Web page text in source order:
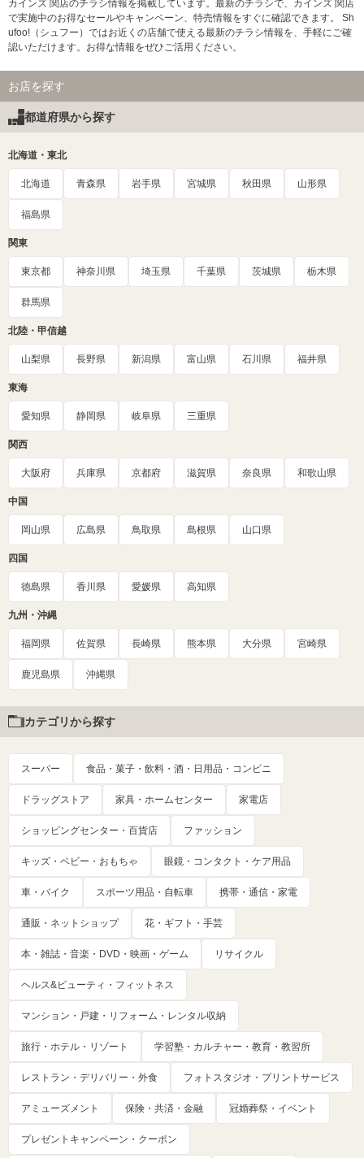
カインズ 関店のチラシ情報を掲載しています。最新のチラシで、カインズ 関店
で実施中のお得なセールやキャンペーン、特売情報をすぐに確認できます。 Sh
ufoo!（シュフー）ではお近くの店舗で使える最新のチラシ情報を、手軽にご確
認いただけます。お得な情報をぜひご活用ください。
お店を探す
都道府県から探す
北海道・東北
北海道 青森県 岩手県 宮城県 秋田県 山形県
福島県
関東
東京都 神奈川県 埼玉県 千葉県 茨城県 栃木県
群馬県
北陸・甲信越
山梨県 長野県 新潟県 富山県 石川県 福井県
東海
愛知県 静岡県 岐阜県 三重県
関西
大阪府 兵庫県 京都府 滋賀県 奈良県 和歌山県
中国
岡山県 広島県 鳥取県 島根県 山口県
四国
徳島県 香川県 愛媛県 高知県
九州・沖縄
福岡県 佐賀県 長崎県 熊本県 大分県 宮崎県
鹿児島県 沖縄県
カテゴリから探す
スーパー 食品・菓子・飲料・酒・日用品・コンビニ
ドラッグストア 家具・ホームセンター 家電店
ショッピングセンター・百貨店 ファッション
キッズ・ベビー・おもちゃ 眼鏡・コンタクト・ケア用品
車・バイク スポーツ用品・自転車 携帯・通信・家電
通販・ネットショップ 花・ギフト・手芸
本・雑誌・音楽・DVD・映画・ゲーム リサイクル
ヘルス&ビューティ・フィットネス
マンション・戸建・リフォーム・レンタル収納
旅行・ホテル・リゾート 学習塾・カルチャー・教育・教習所
レストラン・デリバリー・外食 フォトスタジオ・プリントサービス
アミューズメント 保険・共済・金融 冠婚葬祭・イベント
プレゼントキャンペーン・クーポン